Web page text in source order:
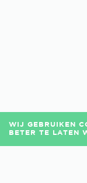
WIJ GEBRUIKEN
BETER TE LATEN